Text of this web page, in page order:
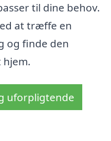
til dine behov.
at træffe en
og finde den
uforpligtende